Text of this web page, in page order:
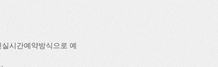
시간예약방식으로 예